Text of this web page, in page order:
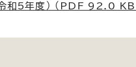
和5年度） （PDF 92.0 KB